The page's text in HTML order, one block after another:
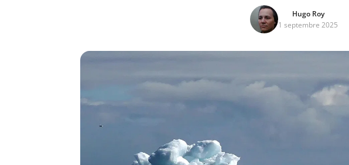
Hugo Roy
1 septembre 2025